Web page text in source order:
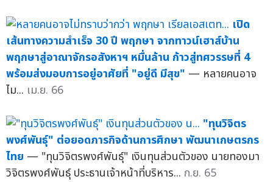
เปิด
เส้นทางความสำเร็จ 30 ปี พฤกษา จากทาวน์เฮาส์บ้าน
พฤกษาสู่อาณาจักรอสังหาฯ หมื่นล้าน ก้าวสู่ทศวรรษที่ 4
พร้อมส่งมอบการอยู่อาศัยที่ "อยู่ดี มีสุข" — หลายคนอาจ
ไม... เม.ย. 66
"ทุนวิจิตร
พงศ์พันธุ์" ต่อยอดภารกิจด้านการศึกษา พัฒนาเกษตรกร
ไทย — "ทุนวิจิตรพงศ์พันธุ์" เงินทุนส่วนตัวของ นายทองมา
วิจิตรพงศ์พันธุ์ ประธานเจ้าหน้าที่บริหาร... ก.ย. 65